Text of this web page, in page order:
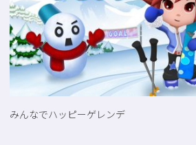
みんなでハッピーゲレンデ